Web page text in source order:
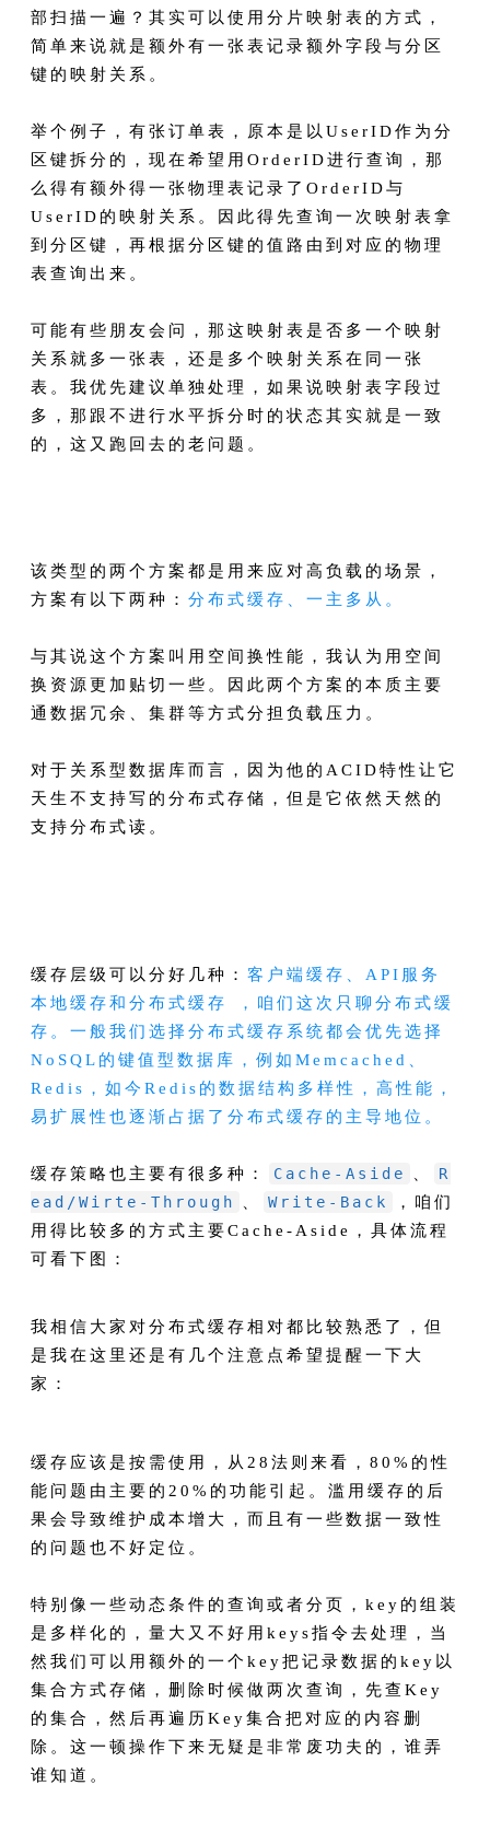
部扫描一遍？其实可以使用分片映射表的方式，
简单来说就是额外有一张表记录额外字段与分区
键的映射关系。
举个例子，有张订单表，原本是以UserID作为分
区键拆分的，现在希望用OrderID进行查询，那
么得有额外得一张物理表记录了OrderID与
UserID的映射关系。因此得先查询一次映射表拿
到分区键，再根据分区键的值路由到对应的物理
表查询出来。
可能有些朋友会问，那这映射表是否多一个映射
关系就多一张表，还是多个映射关系在同一张
表。我优先建议单独处理，如果说映射表字段过
多，那跟不进行水平拆分时的状态其实就是一致
的，这又跑回去的老问题。
该类型的两个方案都是用来应对高负载的场景，
方案有以下两种： 分布式缓存、一主多从。
与其说这个方案叫用空间换性能，我认为用空间
换资源更加贴切一些。因此两个方案的本质主要
通数据冗余、集群等方式分担负载压力。
对于关系型数据库而言，因为他的ACID特性让它
天生不支持写的分布式存储，但是它依然天然的
支持分布式读。
缓存层级可以分好几种： 客户端缓存、API服务
本地缓存和分布式缓存 ，咱们这次只聊分布式缓
存。一般我们选择分布式缓存系统都会优先选择
NoSQL的键值型数据库，例如Memcached、
Redis，如今Redis的数据结构多样性，高性能，
易扩展性也逐渐占据了分布式缓存的主导地位。
缓存策略也主要有很多种： Cache-Aside
R
ead/Wirte-Through
Write-Back
，咱们
用得比较多的方式主要Cache-Aside，具体流程
可看下图：
我相信大家对分布式缓存相对都比较熟悉了，但
是我在这里还是有几个注意点希望提醒一下大
家：
缓存应该是按需使用，从28法则来看，80%的性
能问题由主要的20%的功能引起。滥用缓存的后
果会导致维护成本增大，而且有一些数据一致性
的问题也不好定位。
特别像一些动态条件的查询或者分页，key的组装
是多样化的，量大又不好用keys指令去处理，当
然我们可以用额外的一个key把记录数据的key以
集合方式存储，删除时候做两次查询，先查Key
的集合，然后再遍历Key集合把对应的内容删
除。这一顿操作下来无疑是非常废功夫的，谁弄
谁知道。